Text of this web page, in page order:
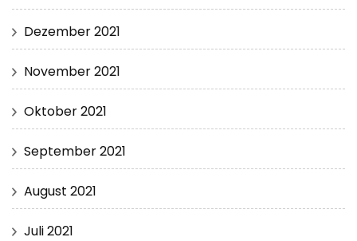
Dezember 2021
November 2021
Oktober 2021
September 2021
August 2021
Juli 2021